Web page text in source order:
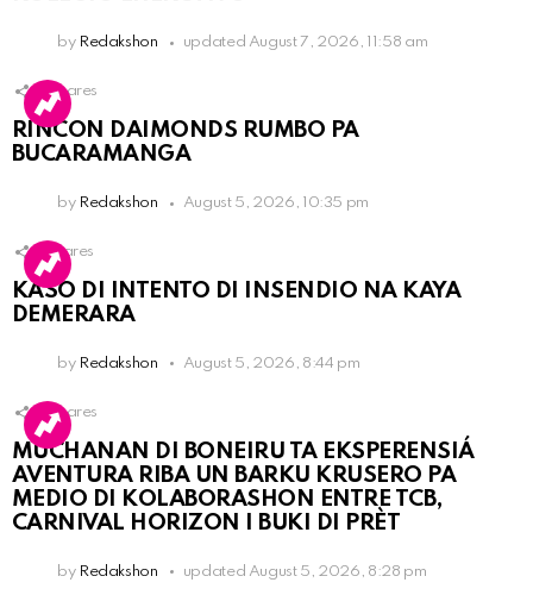
by Redakshon updated August 7, 2026, 11:58 am
Shares
RINCON DAIMONDS RUMBO PA
BUCARAMANGA
by Redakshon August 5, 2026, 10:35 pm
Shares
KASO DI INTENTO DI INSENDIO NA KAYA
DEMERARA
by Redakshon August 5, 2026, 8:44 pm
Shares
MUCHANAN DI BONEIRU TA EKSPERENSIÁ
AVENTURA RIBA UN BARKU KRUSERO PA
MEDIO DI KOLABORASHON ENTRE TCB,
CARNIVAL HORIZON I BUKI DI PRÈT
by Redakshon updated August 5, 2026, 8:28 pm